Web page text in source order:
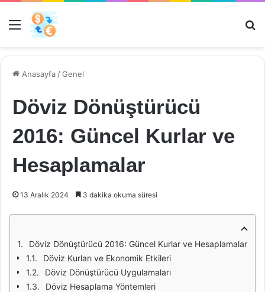
Menü
Anasayfa /Genel
Döviz Dönüştürücü
2016: Güncel Kurlar ve
Hesaplamalar
13 Aralık 2024 3 dakika okuma süresi
Döviz Dönüştürücü 2016: Güncel Kurlar ve Hesaplamalar
Döviz Kurları ve Ekonomik Etkileri
Döviz Dönüştürücü Uygulamaları
Döviz Hesaplama Yöntemleri